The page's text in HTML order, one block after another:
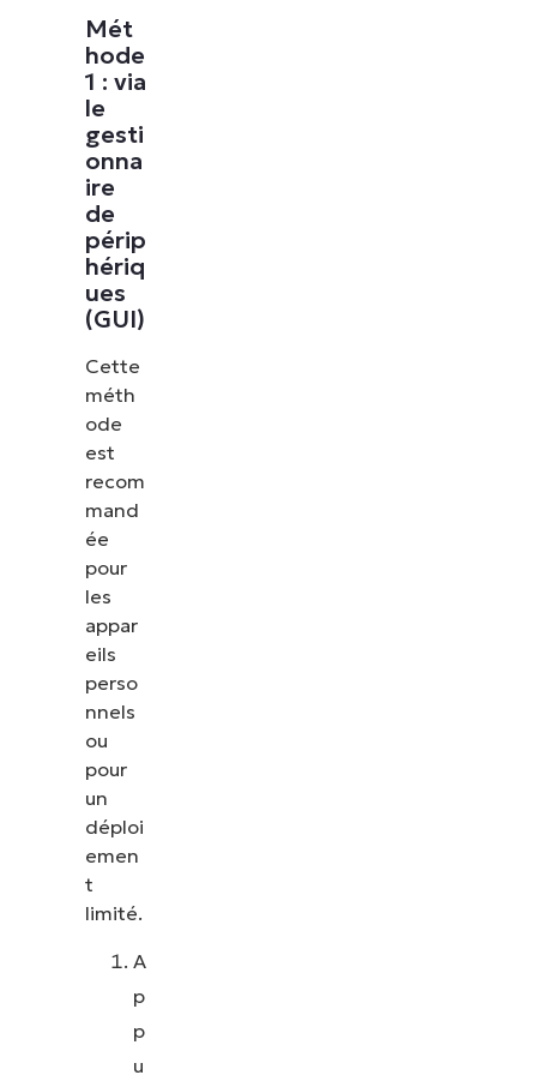
Mét
hode
1 : via
le
gesti
onna
ire
de
périp
hériq
ues
(GUI)
Cette
méth
ode
est
recom
mand
ée
pour
les
appar
eils
perso
nnels
ou
pour
un
déploi
emen
t
limité.
A
p
p
u
les correctifs, le MDM, la gestion des tickets et